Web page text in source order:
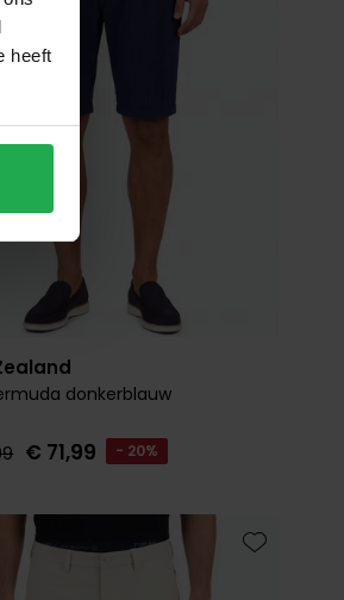
heeft
donkerblauw
€ 71,99 - 20%
favorieten